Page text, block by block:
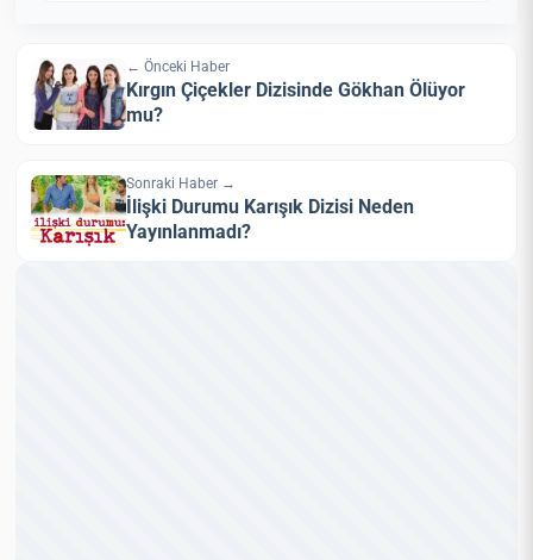
← Önceki Haber
Kırgın Çiçekler Dizisinde Gökhan Ölüyor
mu?
Sonraki Haber →
İlişki Durumu Karışık Dizisi Neden
Yayınlanmadı?